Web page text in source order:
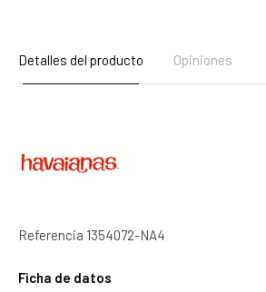
Detalles del producto Opiniones
Referencia 1354072-NA4
Ficha de datos